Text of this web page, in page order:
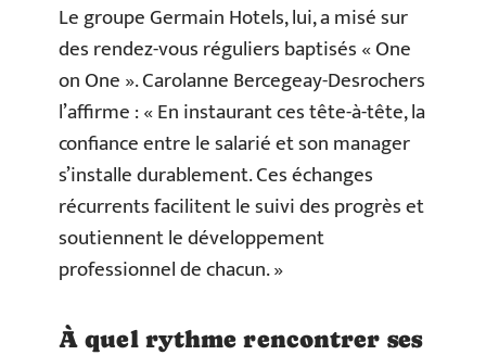
Le groupe Germain Hotels, lui, a misé sur
des rendez-vous réguliers baptisés « One
on One ». Carolanne Bercegeay-Desrochers
l’affirme : « En instaurant ces tête-à-tête, la
confiance entre le salarié et son manager
s’installe durablement. Ces échanges
récurrents facilitent le suivi des progrès et
soutiennent le développement
professionnel de chacun. »
À quel rythme rencontrer ses